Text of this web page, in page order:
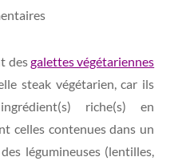
desgalettes végétariennes
steak végétarien, car ils
riche(s) en
celles contenues dans un
légumineuses (lentilles,